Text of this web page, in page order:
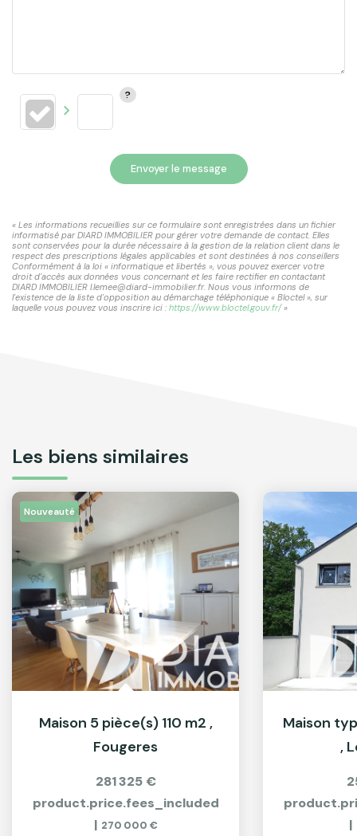
Envoyer le message
« Les informations recueillies sur ce formulaire sont enregistrées dans un fichier
informatisé par DIARD IMMOBILIER pour gérer votre demande de contact. Elles
sont conservées pour la durée nécessaire à la gestion de la relation client dans le
respect des prescriptions légales applicables et sont destinées à nos conseillers
Conformément à la loi « informatique et libertés », vous pouvez exercer votre
droit d'accès aux données vous concernant et les faire rectifier en contactant
DIARD IMMOBILIER l.lemee@diard-immobilier.fr. Nous vous informons de
l'existence de la liste d'opposition au démarchage téléphonique « Bloctel », sur
laquelle vous pouvez vous inscrire ici : https://www.bloctel.gouv.fr/»
Les biens similaires
Nouveauté
Maison 5 pièce(s) 110 m2 ,
Fougeres
281 325 €
product.price.fees_included
| 270 000 €
,
|